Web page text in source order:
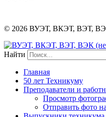
© 2026 ВУЭТ, ВКЭТ, ВЭТ,
Найти
Главная
50 лет Техникуму
Преподаватели и
Просмотр
Отправить фото